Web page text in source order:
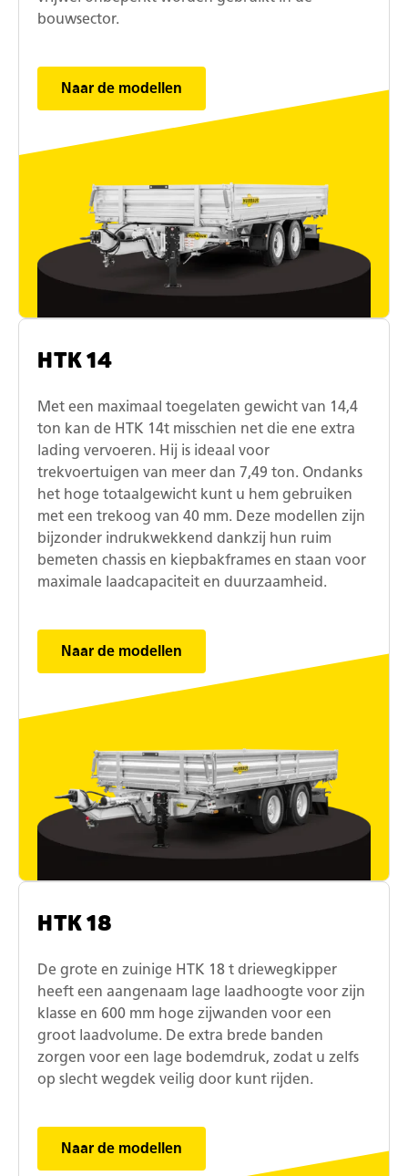
bouwsector.
Naar de modellen
HTK 14
Met een maximaal toegelaten gewicht van 14,4
ton kan de HTK 14t misschien net die ene extra
lading vervoeren. Hij is ideaal voor
trekvoertuigen van meer dan 7,49 ton. Ondanks
het hoge totaalgewicht kunt u hem gebruiken
met een trekoog van 40 mm. Deze modellen zijn
bijzonder indrukwekkend dankzij hun ruim
bemeten chassis en kiepbakframes en staan voor
maximale laadcapaciteit en duurzaamheid.
Naar de modellen
HTK 18
De grote en zuinige HTK 18 t driewegkipper
heeft een aangenaam lage laadhoogte voor zijn
klasse en 600 mm hoge zijwanden voor een
groot laadvolume. De extra brede banden
zorgen voor een lage bodemdruk, zodat u zelfs
op slecht wegdek veilig door kunt rijden.
Naar de modellen